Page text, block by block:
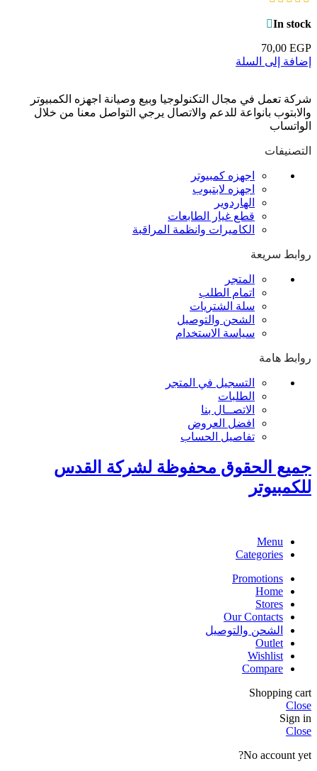
In stock
70,00 EGP
إضافة إلى السلة
شركة تعمل في مجال التكنولوجيا وبيع وصيانة اجهزه الكمبيوتر
والابتوب بانواعة للدعم والاتصال يرجي التواصل معنا من خلال
الواتساب
التصنيفات
اجهزه كمبيوتر
اجهزه لابتبوب
الهاردوير
قطع غيار الطابعات
الكاميرات وانظمة المراقبة
روابط سريعة
المتجر
اتمام الطلب
سلة الشتريات
الشحن والتوصيل
سياسة الاستخدام
روابط هامة
التسجيل في المتجر
الطلبات
الاتصــال بنا
افضل العروض
تفاصيل الحساب
جميع الحقوق محفوظة لشركة القدس
للكمبيوتر
Menu
Categories
Promotions
Home
Stores
Our Contacts
الشحن والتوصيل
Outlet
Wishlist
Compare
Shopping cart
Close
Sign in
Close
No account yet?